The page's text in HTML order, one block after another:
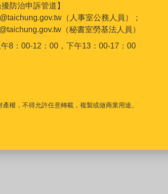
防治申訴管道】
（人事室公務人員）；
（秘書室勞基法人員）
8：00-12：00，下午13：00-17：00
權，不得允許任意轉載，複製或做商業用途。